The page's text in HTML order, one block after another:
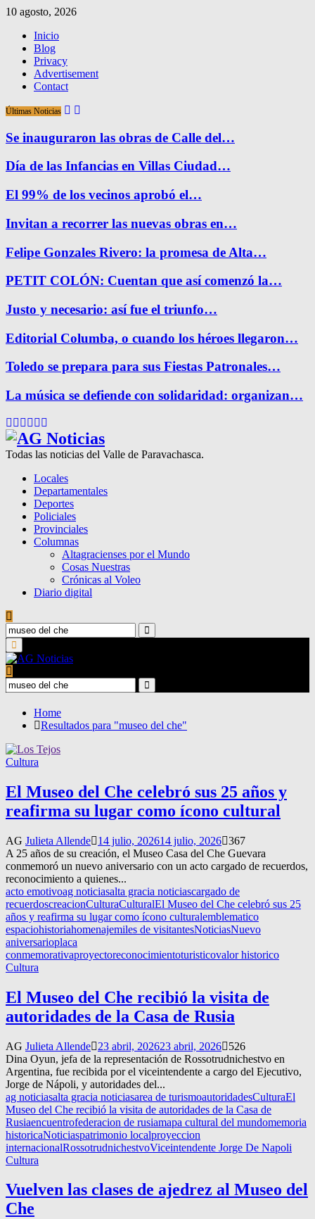
10 agosto, 2026
Inicio
Blog
Privacy
Advertisement
Contact
Últimas Noticias
Se inauguraron las obras de Calle del…
Día de las Infancias en Villas Ciudad…
El 99% de los vecinos aprobó el…
Invitan a recorrer las nuevas obras en…
Felipe Gonzales Rivero: la promesa de Alta…
PETIT COLÓN: Cuentan que así comenzó la…
Justo y necesario: así fue el triunfo…
Editorial Columba, o cuando los héroes llegaron…
Toledo se prepara para sus Fiestas Patronales…
La música se defiende con solidaridad: organizan…
Facebook
Twitter
Instagram
Pinterest
Google
Todas las noticias del Valle de Paravachasca.
Locales
Departamentales
Deportes
Policiales
Provinciales
Columnas
Altagracienses por el Mundo
Cosas Nuestras
Crónicas al Voleo
Diario digital
Search
for:
Search
Primary
Menu
Search
for:
Search
Home
Resultados para "museo del che"
Cultura
El Museo del Che celebró sus 25 años y
reafirma su lugar como ícono cultural
AG Julieta Allende 14 julio, 202614 julio, 2026 367
A 25 años de su creación, el Museo Casa del Che Guevara
conmemoró un nuevo aniversario con un acto cargado de recuerdos,
reconocimiento a quienes...
acto emotivoag noticiasalta gracia noticiascargado de
recuerdoscreacionCulturaCulturalEl Museo del Che celebró sus 25
años y reafirma su lugar como ícono culturalemblematico
espaciohistoriahomenajemiles de visitantesNoticiasNuevo
aniversarioplaca
conmemorativaproyectoreconocimientoturisticovalor historico
Cultura
El Museo del Che recibió la visita de
autoridades de la Casa de Rusia
AG Julieta Allende 23 abril, 202623 abril, 2026
526
Dina Oyun, jefa de la representación de Rossotrudnichestvo en
Argentina, fue recibida por el viceintendente a cargo del Ejecutivo,
Jorge de Nápoli, y autoridades del...
ag noticiasalta gracia noticiasarea de turismoautoridadesCulturaEl
Museo del Che recibió la visita de autoridades de la Casa de
Rusiaencuentrofederacion de rusiamapa cultural del mundomemoria
historicaNoticiaspatrimonio localproyeccion
internacionalRossotrudnichestvoViceintendente Jorge De Napoli
Cultura
Vuelven las clases de ajedrez al Museo del
Che